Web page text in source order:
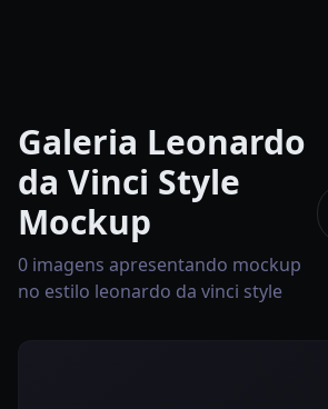
Galeria Leonardo
da Vinci Style
Mockup
0 imagens apresentando mockup
no estilo leonardo da vinci style